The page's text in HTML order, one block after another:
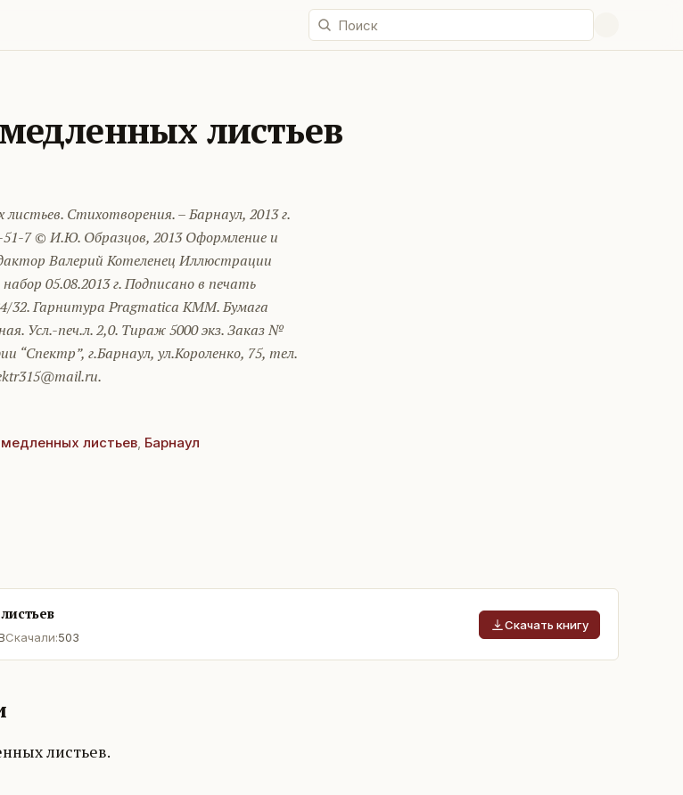
листьев
Стихотворения. – Барнаул, 2013 г.
51-7 © И.Ю. Образцов, 2013 Оформление и
Валерий Котеленец Иллюстрации
05.08.2013 г. Подписано в печать
32. Гарнитура Pragmatica KMM. Бумага
Усл.-печ.л. 2,0. Тираж 5000 экз. Заказ №
“Спектр”, г.Барнаул, ул.Короленко, 75, тел.
листьев, Барнаул
Скачали:503
Скачать книгу
листьев.